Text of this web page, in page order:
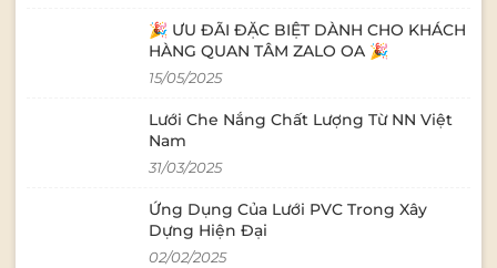
tính thẩm mỹ
dục, kích thích
nhưng hiệu quả
Giúp làm dịu
yêu cầu. Đội ngũ tư vấn giàu kinh
🎉 ƯU ĐÃI ĐẶC BIỆT DÀNH CHO KHÁCH
HÀNG QUAN TÂM ZALO OA 🎉
15/05/2025
Lưới Che Nắng Chất Lượng Từ NN Việt
Nam
31/03/2025
Ứng Dụng Của Lưới PVC Trong Xây
Dựng Hiện Đại
02/02/2025